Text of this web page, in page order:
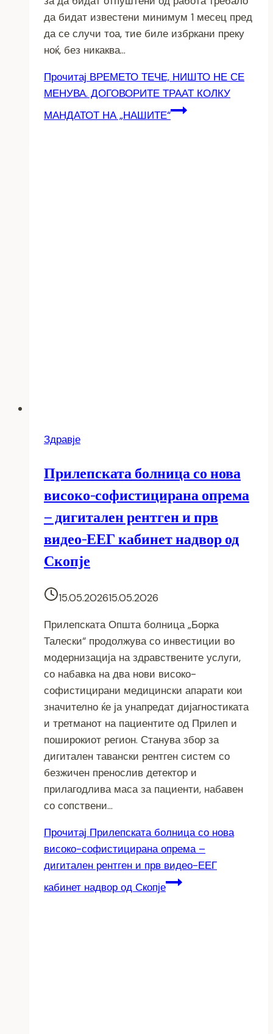
да бидат известени минимум 1 месец пред
да се случи тоа, тие биле избркани преку
ноќ, без никаква…
Прочитај ВРЕМЕТО ТЕЧЕ, НИШТО НЕ СЕ
МЕНУВА. ДОГОВОРИТЕ ТРААТ КОЛКУ
МАНДАТОТ НА „НАШИТЕ“
Здравје
Прилепската болница со нова
високо-софистицирана опрема
– дигитален рентген и прв
видео-ЕЕГ кабинет надвор од
Скопје
15.05.202615.05.2026
Прилепската Општа болница „Борка
Талески“ продолжува со инвестиции во
модернизација на здравствените услуги,
со набавка на два нови високо-
софистицирани медицински апарати кои
значително ќе ја унапредат дијагностиката
и третманот на пациентите од Прилеп и
поширокиот регион. Станува збор за
дигитален тавански рентген систем со
безжичен пренослив детектор и
прилагодлива маса за пациенти, набавен
со сопствени…
Прочитај Прилепската болница со нова
високо-софистицирана опрема –
дигитален рентген и прв видео-ЕЕГ
кабинет надвор од Скопје